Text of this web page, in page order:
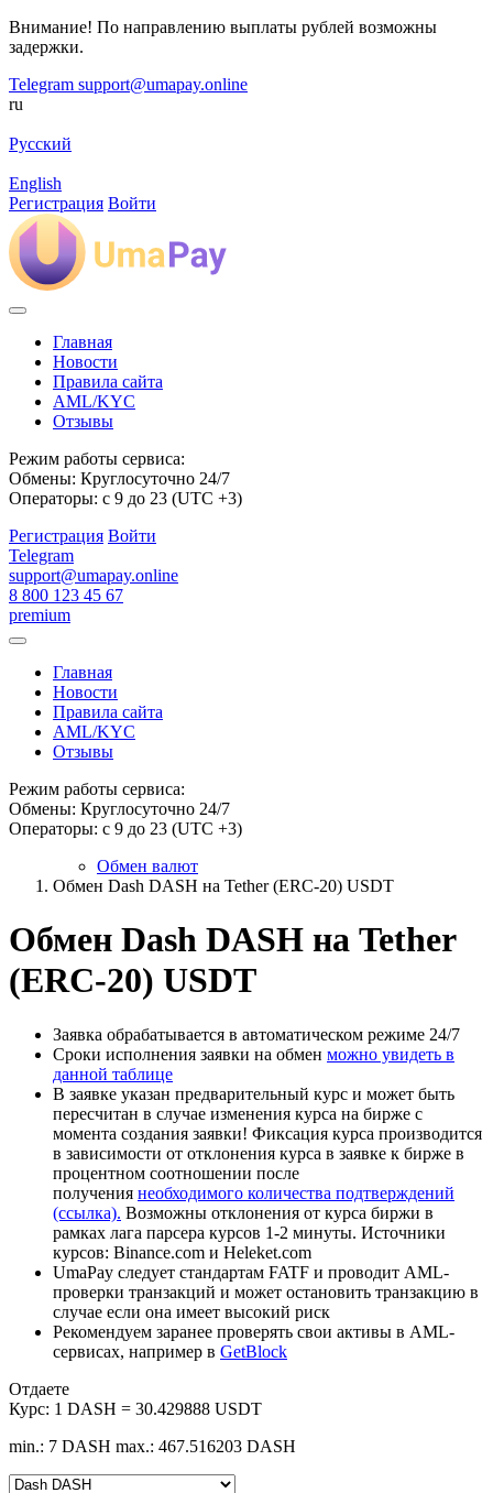
Внимание! По направлению выплаты рублей возможны
задержки.
Telegram support@umapay.online
ru
Русский
English
Регистрация Войти
Главная
Новости
Правила сайта
AML/KYC
Отзывы
Режим работы сервиса:
Обмены: Круглосуточно 24/7
Операторы: с 9 до 23 (UTC +3)
Регистрация Войти
Telegram
support@umapay.online
8 800 123 45 67
premium
Главная
Новости
Правила сайта
AML/KYC
Отзывы
Режим работы сервиса:
Обмены: Круглосуточно 24/7
Операторы: с 9 до 23 (UTC +3)
Обмен валют
Обмен Dash DASH на Tether (ERC-20) USDT
Обмен Dash DASH на Tether
(ERC-20) USDT
Заявка обрабатывается в автоматическом режиме 24/7
Сроки исполнения заявки на обмен можно увидеть в
данной таблице
В заявке указан предварительный курс и может быть
пересчитан в случае изменения курса на бирже с
момента создания заявки! Фиксация курса производится
в зависимости от отклонения курса в заявке к бирже в
процентном соотношении после
получения необходимого количества подтверждений
(ссылка). Возможны отклонения от курса биржи в
рамках лага парсера курсов 1-2 минуты. Источники
курсов: Binance.com и Heleket.com
UmaPay следует стандартам FATF и проводит AML-
проверки транзакций и может остановить транзакцию в
случае если она имеет высокий риск
Рекомендуем заранее проверять свои активы в AML-
сервисах, например в GetBlock
Отдаете
Курс: 1 DASH = 30.429888 USDT
min.: 7 DASH max.: 467.516203 DASH